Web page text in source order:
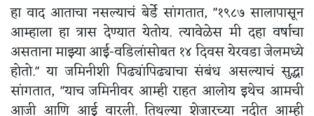
हा वाद आताचा नसल्याचं बेर्डे सांगतात, "१९८७ सालापासून
आम्हाला हा त्रास देण्यात येतोय. त्यावेळेस मी दहा वर्षाचा
असताना माझ्या आई-वडिलांसोबत १४ दिवस येरवडा जेलमध्ये
होतो." या जमिनीशी पिढ्यांपिढ्याचा संबंध असल्याचं सुद्धा
सांगतात, "याच जमिनीवर आम्ही राहत आलोय इथेच आमची
आजी आणि आई वारली. तिथल्या शेजारच्या नदीत आम्ही